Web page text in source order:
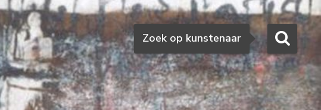
Zoeken
Zoek op kunstenaar